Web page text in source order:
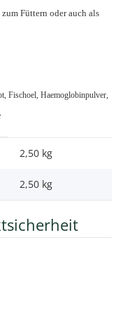
Füttern oder auch als
Fischoel, Haemoglobinpulver,
2,50 kg
2,50 kg